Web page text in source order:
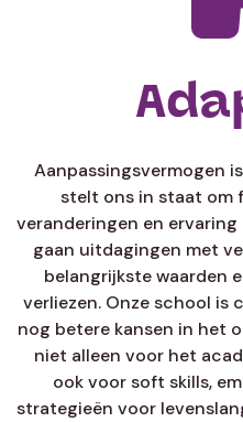
Aanpassingsvermogen
stelt ons in staat om
veranderingen en
gaan uitdagingen met
belangrijkste waarden
verliezen. Onze school is
nog betere kansen in het
niet alleen voor het
ook voor soft skills,
strategieën voor